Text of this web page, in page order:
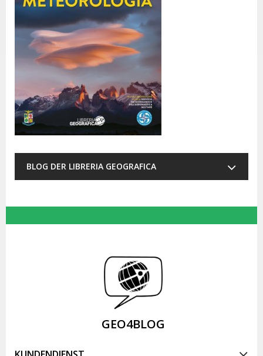
BLOG DER LIBRERIA GEOGRAFICA
GEO4BLOG